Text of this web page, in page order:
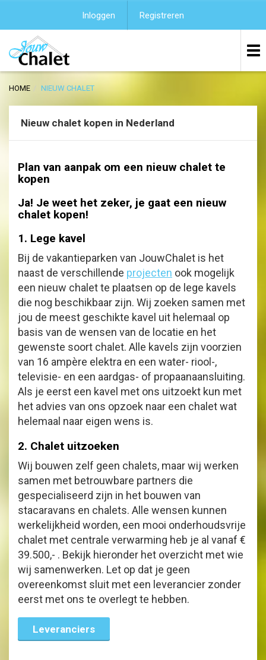
Inloggen Registreren
HOME NIEUW CHALET
Nieuw chalet kopen in Nederland
Plan van aanpak om een nieuw chalet te
kopen
Ja! Je weet het zeker, je gaat een nieuw
chalet kopen!
1. Lege kavel
Bij de vakantieparken van JouwChalet is het
naast de verschillende projecten ook mogelijk
een nieuw chalet te plaatsen op de lege kavels
die nog beschikbaar zijn. Wij zoeken samen met
jou de meest geschikte kavel uit helemaal op
basis van de wensen van de locatie en het
gewenste soort chalet. Alle kavels zijn voorzien
van 16 ampère elektra en een water- riool-,
televisie- en een aardgas- of propaanaansluiting.
Als je eerst een kavel met ons uitzoekt kun met
het advies van ons opzoek naar een chalet wat
helemaal naar eigen wens is.
2. Chalet uitzoeken
Wij bouwen zelf geen chalets, maar wij werken
samen met betrouwbare partners die
gespecialiseerd zijn in het bouwen van
stacaravans en chalets. Alle wensen kunnen
werkelijkheid worden, een mooi onderhoudsvrije
chalet met centrale verwarming heb je al vanaf €
39.500,- . Bekijk hieronder het overzicht met wie
wij samenwerken. Let op dat je geen
overeenkomst sluit met een leverancier zonder
eerst met ons te overlegt te hebben.
Leveranciers